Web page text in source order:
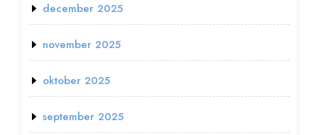
december 2025
november 2025
oktober 2025
september 2025